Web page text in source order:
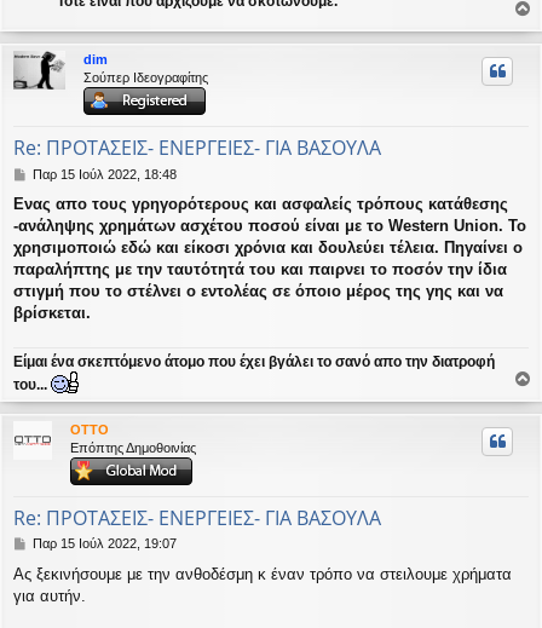
ο
ρ
dim
Σούπερ Ιδεογραφίτης
Re: ΠΡΟΤΑΣΕΙΣ- ΕΝΕΡΓΕΙΕΣ- ΓΙΑ ΒΑΣΟΥΛΑ
Δ
μ
ο
σ
ί
υ
σ
Παρ 15 Ιούλ 2022, 18:48
Ενας απο τους γρηγορότερους και ασφαλείς τρόπους κατάθεσης
-ανάληψης χρημάτων ασχέτου ποσού είναι με το Western Union. Το
χρησιμοποιώ εδώ και είκοσι χρόνια και δουλεύει τέλεια. Πηγαίνει ο
παραλήπτης με την ταυτότητά του και παιρνει το ποσόν την ίδια
στιγμή που το στέλνει ο εντολέας σε όποιο μέρος της γης και να
βρίσκεται.
Είμαι ένα σκεπτόμενο άτομο που έχει βγάλει το σανό απο την διατροφή
του...
ρ
OTTO
Επόπτης Δημοθοινίας
Re: ΠΡΟΤΑΣΕΙΣ- ΕΝΕΡΓΕΙΕΣ- ΓΙΑ ΒΑΣΟΥΛΑ
Δ
μ
ο
Παρ 15 Ιούλ 2022, 19:07
Ας ξεκινήσουμε με την ανθοδέσμη κ έναν τρόπο να στειλουμε χρήματα
για αυτήν.